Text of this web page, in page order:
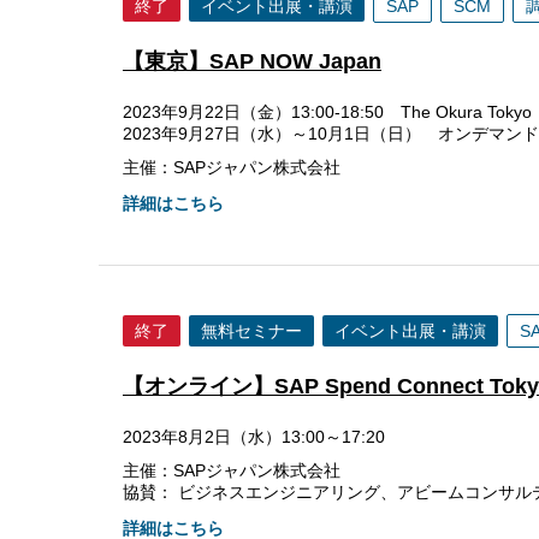
終了 イベント出展・講演 SAP SCM
【東京】SAP NOW Japan
2023年9月22日（金）13:00-18:50 The Okura Tokyo
2023年9月27日（水）～10月1日（日） オンデマン
主催：SAPジャパン株式会社
詳細はこちら
終了 無料セミナー イベント出展・講演
【オンライン】SAP Spend Connect
2023年8月2日（水）13:00～17:20
主催：SAPジャパン株式会社
協賛： ビジネスエンジニアリング、アビームコンサ
詳細はこちら